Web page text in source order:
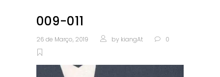
009-011
26 de Março, 2019 by kiangAt 0